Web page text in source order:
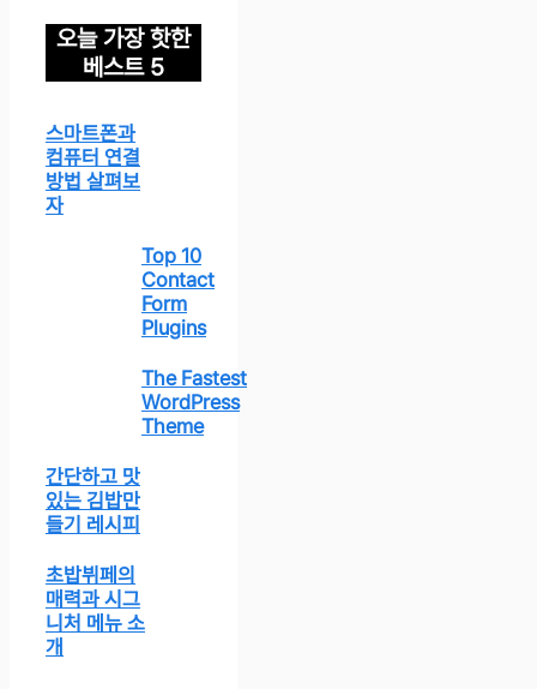
오늘 가장 핫한
베스트 5
스마트폰과
컴퓨터 연결
방법 살펴보
자
Top 10
Contact
Form
Plugins
The Fastest
WordPress
Theme
간단하고 맛
있는 김밥만
들기 레시피
초밥뷔페의
매력과 시그
니처 메뉴 소
개